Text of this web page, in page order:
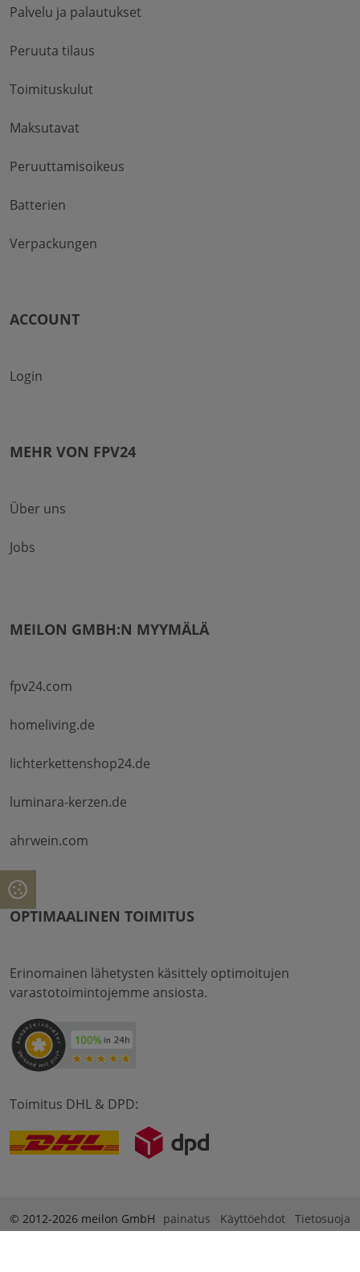
Palvelu ja palautukset
Peruuta tilaus
Toimituskulut
Maksutavat
Peruuttamisoikeus
Batterien
Verpackungen
ACCOUNT
Login
MEHR VON FPV24
Über uns
Jobs
MEILON GMBH:N MYYMÄLÄ
fpv24.com
homeliving.de
lichterkettenshop24.de
luminara-kerzen.de
ahrwein.com
OPTIMAALINEN TOIMITUS
Erinomainen lähetysten käsittely optimoitujen
varastotoimintojemme ansiosta.
Toimitus DHL & DPD:
© 2012-2026 meilon GmbH painatus Käyttöehdot Tietosuoja